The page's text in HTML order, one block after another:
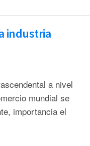
industria
a nivel
mundial se
importancia el